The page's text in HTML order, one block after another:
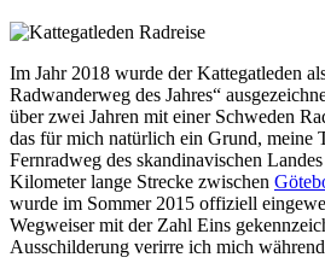
Im Jahr 2018 wurde der Kattegatleden
Radwanderweg des Jahres“
über zwei Jahren mit einer Schweden
das für mich natürlich ein Grund, meine
Fernradweg des skandinavischen
Kilometer lange Strecke zwischen
wurde im Sommer 2015 offiziell
Wegweiser mit der Zahl Eins
Ausschilderung verirre ich mich